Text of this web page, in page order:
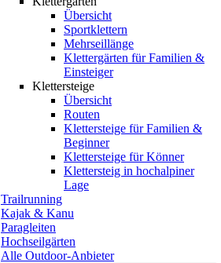
Übersicht
Sportklettern
Mehrseillänge
Klettergärten für Familien &
Einsteiger
Klettersteige
Übersicht
Routen
Klettersteige für Familien &
Beginner
Klettersteige für Könner
Klettersteig in hochalpiner
Lage
Trailrunning
Kajak & Kanu
Paragleiten
Hochseilgärten
Alle Outdoor-Anbieter